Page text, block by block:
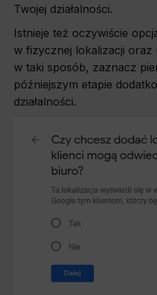
Twojej działalności.
Istnieje też oczywiście
w fizycznej lokalizacji oraz
w taki sposób, zaznacz
późniejszym etapie
działalności.